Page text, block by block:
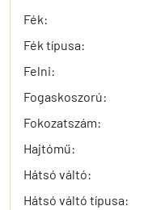
Fék:
Fék típusa:
Felni:
Fogaskoszorú:
Fokozatszám:
Hajtómű:
Hátsó váltó:
Hátsó váltó típusa: